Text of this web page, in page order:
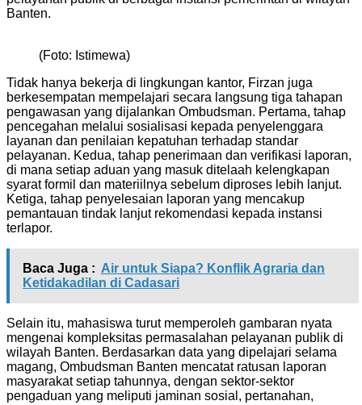
Banten.
(Foto: Istimewa)
Tidak hanya bekerja di lingkungan kantor, Firzan juga
berkesempatan mempelajari secara langsung tiga tahapan
pengawasan yang dijalankan Ombudsman. Pertama, tahap
pencegahan melalui sosialisasi kepada penyelenggara
layanan dan penilaian kepatuhan terhadap standar
pelayanan. Kedua, tahap penerimaan dan verifikasi laporan,
di mana setiap aduan yang masuk ditelaah kelengkapan
syarat formil dan materiilnya sebelum diproses lebih lanjut.
Ketiga, tahap penyelesaian laporan yang mencakup
pemantauan tindak lanjut rekomendasi kepada instansi
terlapor.
Baca Juga : Air untuk Siapa? Konflik Agraria dan
Ketidakadilan di Cadasari
Selain itu, mahasiswa turut memperoleh gambaran nyata
mengenai kompleksitas permasalahan pelayanan publik di
wilayah Banten. Berdasarkan data yang dipelajari selama
magang, Ombudsman Banten mencatat ratusan laporan
masyarakat setiap tahunnya, dengan sektor-sektor
pengaduan yang meliputi jaminan sosial, pertanahan,